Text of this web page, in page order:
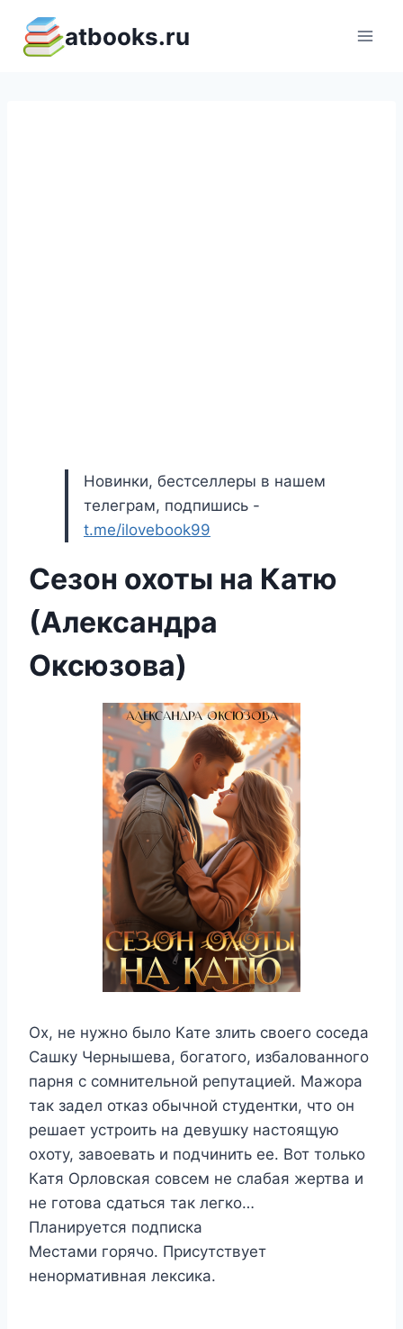
содержимому
atbooks.ru
Новинки, бестселлеры в нашем
телеграм, подпишись -
t.me/ilovebook99
Сезон охоты на Катю
(Александра
Оксюзова)
Ох, не нужно было Кате злить своего соседа
Сашку Чернышева, богатого, избалованного
парня с сомнительной репутацией. Мажора
так задел отказ обычной студентки, что он
решает устроить на девушку настоящую
охоту, завоевать и подчинить ее. Вот только
Катя Орловская совсем не слабая жертва и
не готова сдаться так легко…
Планируется подписка
Местами горячо. Присутствует
ненормативная лексика.